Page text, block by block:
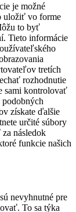
je možné
uložiť vo forme
to byť
Tieto informácie
tretích
rozhodnutie
sami kontrolovať
získate ďalšie
určité súbory
následok
funkcie našich
nevyhnutné pre
To sa týka